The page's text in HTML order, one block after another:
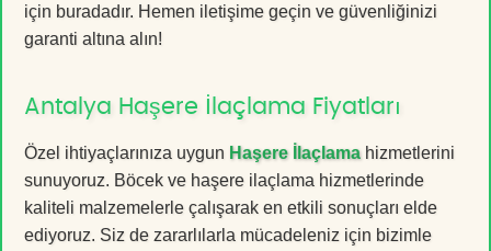
için buradadır. Hemen iletişime geçin ve güvenliğinizi
garanti altına alın!
Antalya Haşere İlaçlama Fiyatları
Özel ihtiyaçlarınıza uygun Haşere İlaçlamahizmetlerini
sunuyoruz. Böcek ve haşere ilaçlama hizmetlerinde
kaliteli malzemelerle çalışarak en etkili sonuçları elde
ediyoruz. Siz de zararlılarla mücadeleniz için bizimle